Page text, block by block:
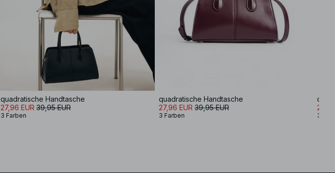
quadratische Handtasche
27,96 EUR 39,95 EUR
3 Farben
quadratische Handtasche
27,96 EUR 39,95 EUR
3 Farben 3